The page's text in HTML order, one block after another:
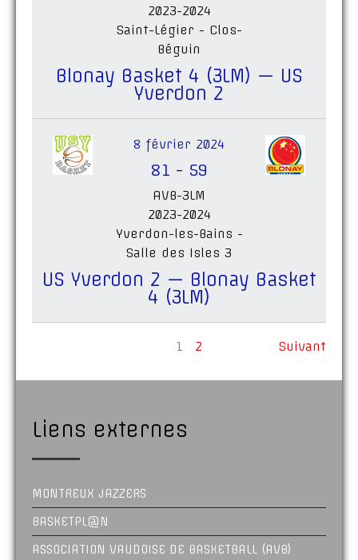
2023-2024
Saint-Légier - Clos-
Béguin
Blonay Basket 4 (3LM) — US
Yverdon 2
8 février 2024
81 - 59
AVB-3LM
2023-2024
Yverdon-les-Bains -
Salle des Isles 3
US Yverdon 2 — Blonay Basket
4 (3LM)
1 2 Suivant
Liens externes
MONTREUX JAZZERS
BASKETPL@N
ASSOCIATION VAUDOISE DE BASKETBALL (AVB)